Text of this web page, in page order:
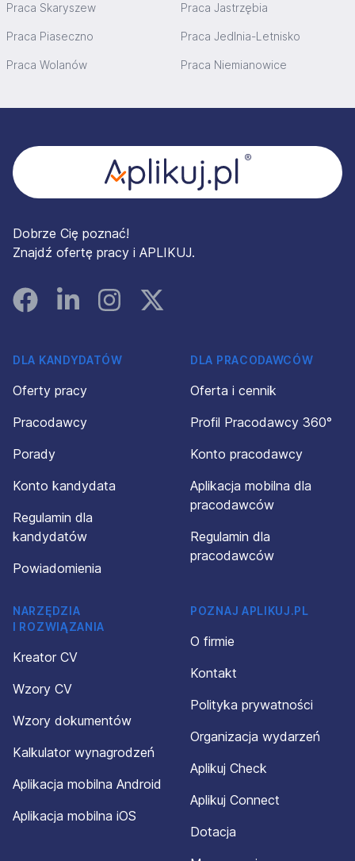
Praca Skaryszew Praca Jastrzębia
Praca Piaseczno Praca Jedlnia-Letnisko
Praca Wolanów Praca Niemianowice
Dobrze Cię poznać!
Znajdź ofertę pracy i APLIKUJ.
FacebookLinked InInstagramInstagram
DLA KANDYDATÓW
Oferty pracy
Pracodawcy
Porady
Konto kandydata
Regulamin dla
kandydatów
Powiadomienia
DLA PRACODAWCÓW
Oferta i cennik
Profil Pracodawcy 360°
Konto pracodawcy
Aplikacja mobilna dla
pracodawców
Regulamin dla
pracodawców
NARZĘDZIA
I ROZWIĄZANIA
Kreator CV
Wzory CV
Wzory dokumentów
Kalkulator wynagrodzeń
Aplikacja mobilna Android
Aplikacja mobilna iOS
POZNAJ APLIKUJ.PL
O firmie
Kontakt
Polityka prywatności
Organizacja wydarzeń
Aplikuj Check
Aplikuj Connect
Dotacja